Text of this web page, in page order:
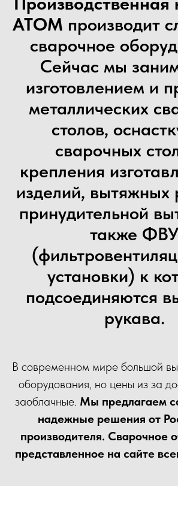
АТОМ производит
сварочное
Сейчас мы
изготовлением и
металлических
столов,
сварочных
крепления
изделий, вытяжных
принудительной
также ФВУ
установки) к
подсоединяются
рукава.
В современном мире большой
оборудования, но цены из за
заоблачные. Мы предлагаем
надежные решения от
производителя. Сварочное
представленное на сайте